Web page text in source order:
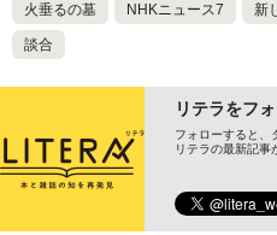
火垂るの墓 NHKニュース7 新
談合
リテラをフ
フォローすると、
リテラの最新記事